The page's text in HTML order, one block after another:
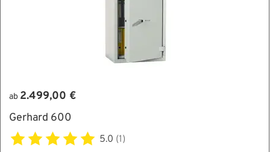
ab 2.499,00 €
Gerhard 600
5.0 (1)